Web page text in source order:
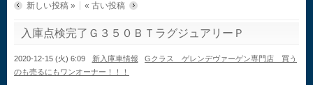
新しい投稿 » « 古い投稿
入庫点検完了Ｇ３５０ＢＴラグジュアリーＰ
2020-12-15 (火) 6:09 新入庫車情報
Gクラス ゲレンデヴァーゲン専門店 買う
のも売るにもワンオーナー！！！